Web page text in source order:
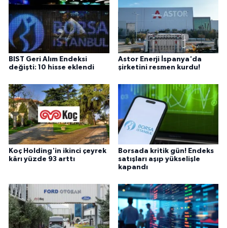
BIST Geri Alım Endeksi
değişti: 10 hisse eklendi
Astor Enerji İspanya'da
şirketini resmen kurdu!
Koç Holding'in ikinci çeyrek
kârı yüzde 93 arttı
Borsada kritik gün! Endeks
satışları aşıp yükselişle
kapandı